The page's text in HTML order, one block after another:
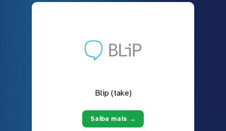
Blip (take)
Saiba mais →